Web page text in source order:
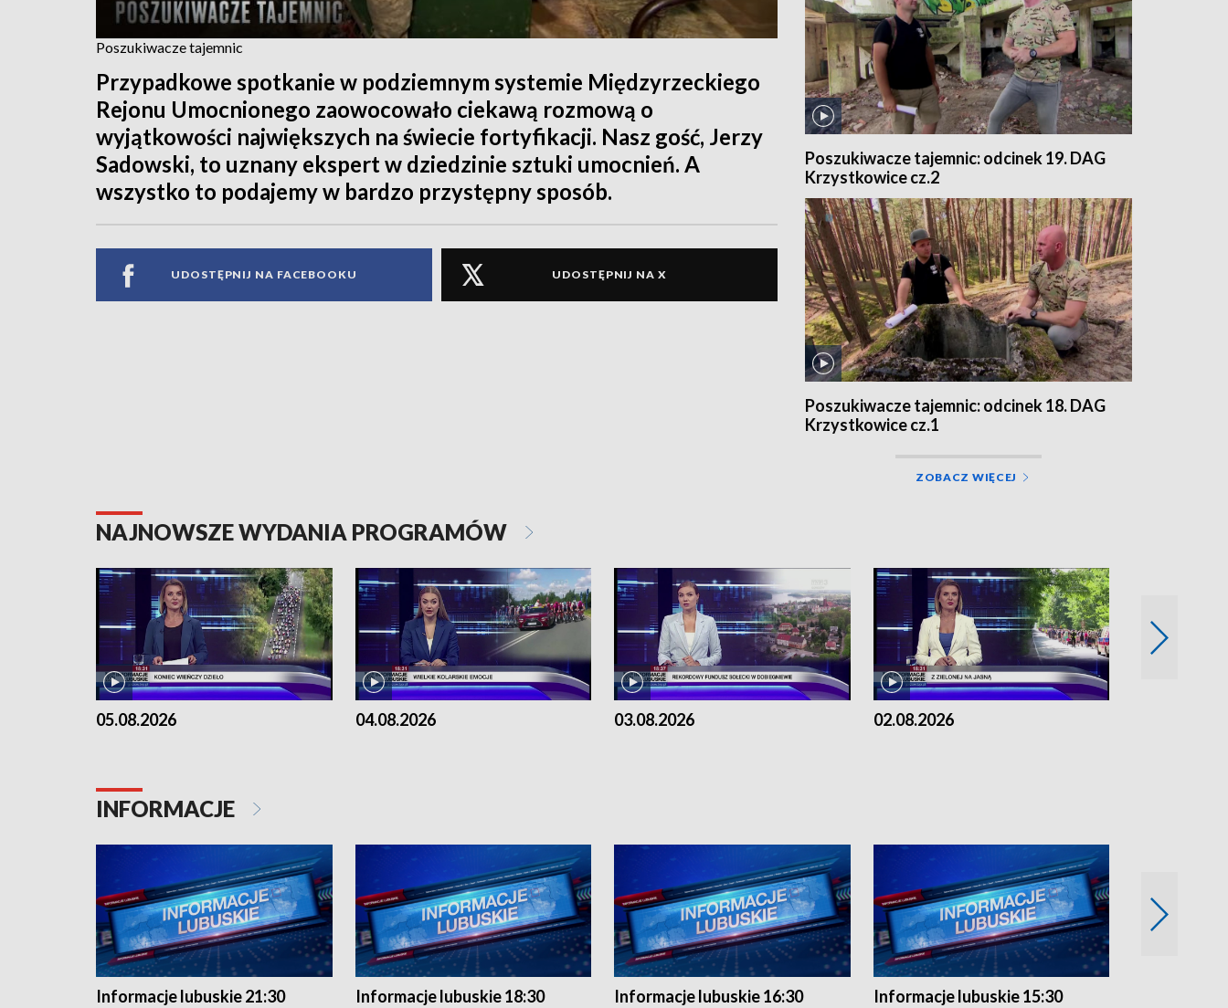
Poszukiwacze tajemnic
Przypadkowe spotkanie w podziemnym systemie Międzyrzeckiego
Rejonu Umocnionego zaowocowało ciekawą rozmową o
wyjątkowości największych na świecie fortyfikacji. Nasz gość, Jerzy
Sadowski, to uznany ekspert w dziedzinie sztuki umocnień. A
wszystko to podajemy w bardzo przystępny sposób.
UDOSTĘPNIJ NA FACEBOOKU UDOSTĘPNIJ NA X
Poszukiwacze tajemnic: odcinek 19. DAG
Krzystkowice cz.2
Poszukiwacze tajemnic: odcinek 18. DAG
Krzystkowice cz.1
ZOBACZ WIĘCEJ
NAJNOWSZE WYDANIA PROGRAMÓW
05.08.2026 04.08.2026 03.08.2026 02.08.2026
INFORMACJE
Informacje lubuskie 21:30 Informacje lubuskie 18:30 Informacje lubuskie 16:30 Informacje lubuskie 15:30